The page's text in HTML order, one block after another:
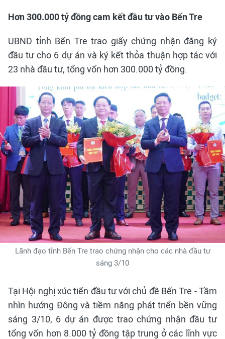
Hơn 300.000 tỷ đồng cam kết đầu tư vào Bến Tre
UBND tỉnh Bến Tre trao giấy chứng nhận đăng ký
đầu tư cho 6 dự án và ký kết thỏa thuận hợp tác với
23 nhà đầu tư, tổng vốn hơn 300.000 tỷ đồng.
Lãnh đạo tỉnh Bến Tre trao chứng nhận cho các nhà đầu tư
sáng 3/10
Tại Hội nghị xúc tiến đầu tư với chủ đề Bến Tre - Tầm
nhìn hướng Đông và tiềm năng phát triển bền vững
sáng 3/10, 6 dự án được trao chứng nhận đầu tư
tổng vốn hơn 8.000 tỷ đồng tập trung ở các lĩnh vực